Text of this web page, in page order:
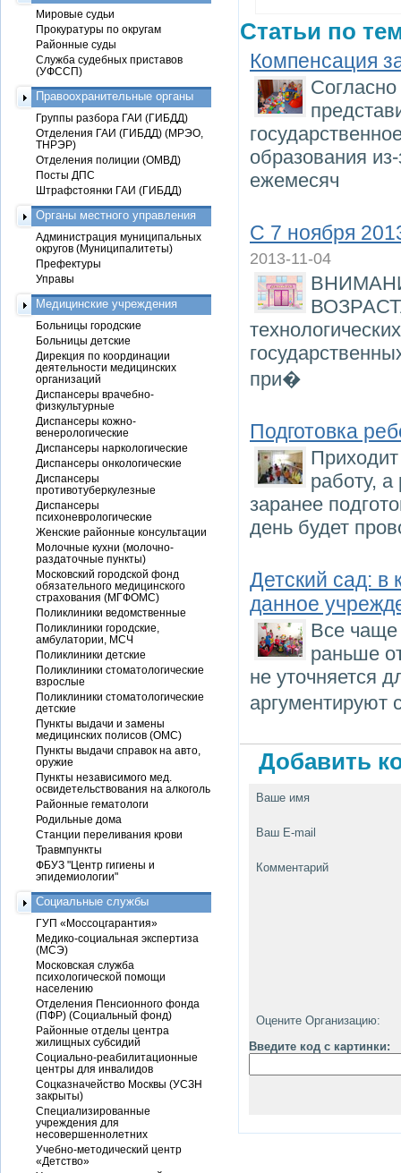
Статьи по
Компенсация
образования
ежемесяч
С 7 ноября
2013-11-04
при�
Подготовка
работу,
заранее
день будет
Детский сад: в
данное
Все чаще
раньше
не уточняется
аргументируют
Добавить
Ваше имя
Ваш E-mail
Комментарий
Оцените Организацию:
Введите код с картинки:
Мировые судьи
Прокуратуры по округам
Районные суды
Служба судебных приставов
(УФССП)
Правоохранительные органы
Группы разбора ГАИ (ГИБДД)
Отделения ГАИ (ГИБДД) (МРЭО,
ТНРЭР)
Отделения полиции (ОМВД)
Посты ДПС
Штрафстоянки ГАИ (ГИБДД)
Органы местного управления
Администрация муниципальных
округов (Муниципалитеты)
Префектуры
Управы
Медицинские учреждения
Больницы городские
Больницы детские
Дирекция по координации
деятельности медицинских
организаций
Диспансеры врачебно-
физкультурные
Диспансеры кожно-
венерологические
Диспансеры наркологические
Диспансеры онкологические
Диспансеры
противотуберкулезные
Диспансеры
психоневрологические
Женские районные консультации
Молочные кухни (молочно-
раздаточные пункты)
Московский городской фонд
обязательного медицинского
страхования (МГФОМС)
Поликлиники ведомственные
Поликлиники городские,
амбулатории, МСЧ
Поликлиники детские
Поликлиники стоматологические
взрослые
Поликлиники стоматологические
детские
Пункты выдачи и замены
медицинских полисов (ОМС)
Пункты выдачи справок на авто,
оружие
Пункты независимого мед.
освидетельствования на алкоголь
Районные гематологи
Родильные дома
Станции переливания крови
Травмпункты
ФБУЗ "Центр гигиены и
эпидемиологии"
Социальные службы
ГУП «Моссоцгарантия»
Медико-социальная экспертиза
(МСЭ)
Московская служба
психологической помощи
населению
Отделения Пенсионного фонда
(ПФР) (Социальный фонд)
Районные отделы центра
жилищных субсидий
Социально-реабилитационные
центры для инвалидов
Соцказначейство Москвы (УСЗН
закрыты)
Специализированные
учреждения для
несовершеннолетних
Учебно-методический центр
«Детство»